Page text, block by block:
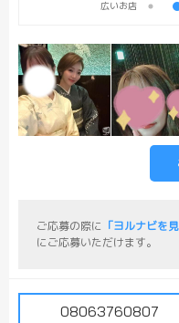
広いお店
ご応募の際に 「ヨルナビを見
にご応募いただけます。
08063760807